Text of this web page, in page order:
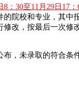
30至11月29日17：
院校和专业，其
改，按最后一次
，未录取的符合